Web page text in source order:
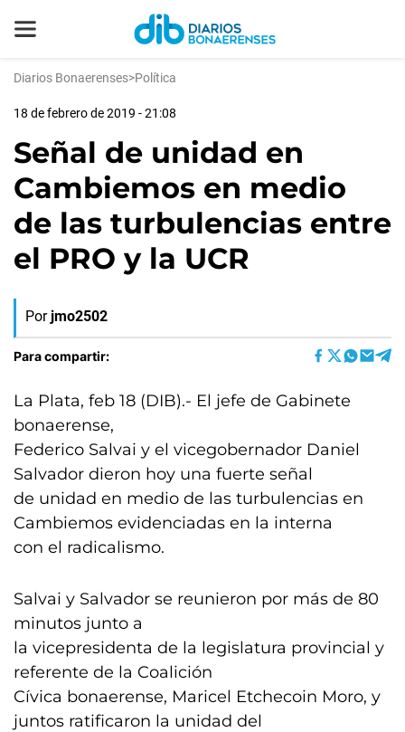
Diarios Bonaerenses>Política
18 de febrero de 2019 - 21:08
Señal de unidad en
Cambiemos en medio
de las turbulencias entre
el PRO y la UCR
Por jmo2502
Para compartir:
La Plata, feb 18 (DIB).- El jefe de Gabinete
bonaerense,
Federico Salvai y el vicegobernador Daniel
Salvador dieron hoy una fuerte señal
de unidad en medio de las turbulencias en
Cambiemos evidenciadas en la interna
con el radicalismo.
Salvai y Salvador se reunieron por más de 80
minutos junto a
la vicepresidenta de la legislatura provincial y
referente de la Coalición
Cívica bonaerense, Maricel Etchecoin Moro, y
juntos ratificaron la unidad del